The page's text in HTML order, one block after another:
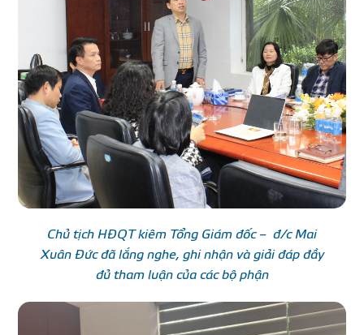
Chủ tịch HĐQT kiêm Tổng Giám đốc – đ/c Mai
Xuân Đức đã lắng nghe, ghi nhận và giải đáp đầy
đủ tham luận của các bộ phận